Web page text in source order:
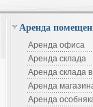
Аренда
Аренда офиса
Аренда склада
Аренда склада
Аренда
Аренда